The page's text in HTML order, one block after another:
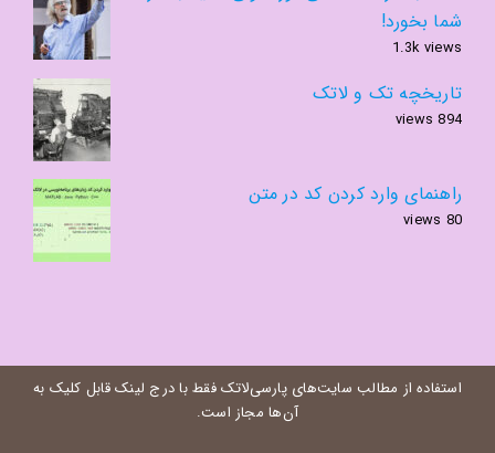
شما بخورد!
1.3k views
تاریخچه تک و لاتک
894 views
راهنمای وارد کردن کد در متن
80 views
استفاده از مطالب سایت‌های پارسی‌لاتک فقط با درج لینک قابل کلیک به
آن‌ها مجاز است.